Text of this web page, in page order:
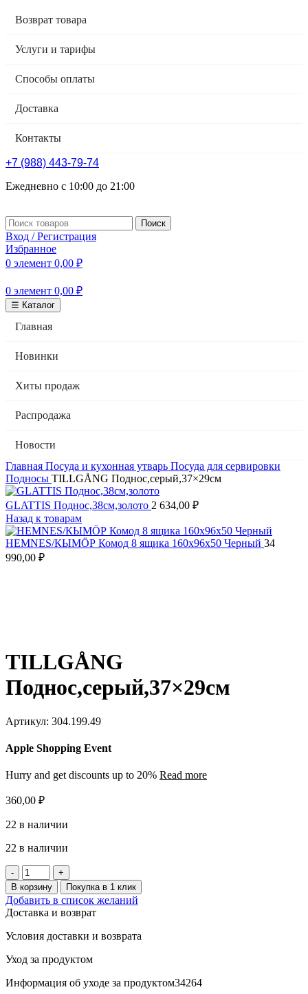
Возврат товара
Услуги и тарифы
Способы оплаты
Доставка
Контакты
+7 (988) 443-79-74
Ежедневно с 10:00 до 21:00
Поиск
Вход / Регистрация
Избранное
0 элемент 0,00 ₽
0 элемент 0,00 ₽
☰ Каталог
Главная
Новинки
Хиты продаж
Распродажа
Новости
Главная Посуда и кухонная утварь Посуда для сервировки
Подносы TILLGÅNG Поднос,серый,37×29см
GLATTIS Поднос,38см,золото 2 634,00 ₽
Назад к товарам
HEMNES/КЫМӦР Комод 8 ящика 160х96х50 Черный 34
990,00 ₽
TILLGÅNG
Поднос,серый,37×29см
Артикул: 304.199.49
Apple Shopping Event
Hurry and get discounts up to 20% Read more
360,00 ₽
22 в наличии
22 в наличии
Количество
товара
TILLGÅNG
Поднос,серый,37x29см
В корзину Покупка в 1 клик
Добавить в список желаний
Доставка и возврат
Условия доставки и возврата
Уход за продуктом
Информация об уходе за продуктом34264